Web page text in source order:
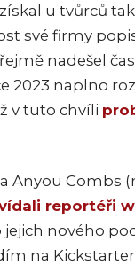
u tvůrců
své firmy
nadešel
2023 naplno
v tuto chvíli
Anyou Combs
reportéři
jejich nového
na